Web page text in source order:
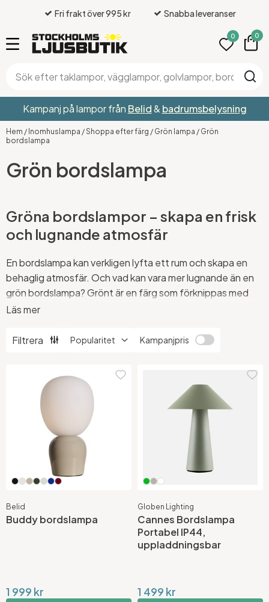
Fri frakt över 995 kr Snabba leveranser
0 0
Kampanj på lampor från Belid& badrumsbelysning
Hem / Inomhuslampa /Shoppa efter färg / Grön lampa / Grön
bordslampa
Grön bordslampa
Gröna bordslampor – skapa en frisk
och lugnande atmosfär
En bordslampa kan verkligen lyfta ett rum och skapa en
behaglig atmosfär. Och vad kan vara mer lugnande än en
grön bordslampa? Grönt är en färg som förknippas med
naturen och har en avkopplande effekt på sinnet. Hos
gröna bordslampor i olika stilar och utföranden.
Läs mer
Filtrera Kampanjpris
Belid
Buddy bordslampa
1 999 kr
Globen Lighting
Cannes Bordslampa
Portabel IP44,
uppladdningsbar
1 499 kr